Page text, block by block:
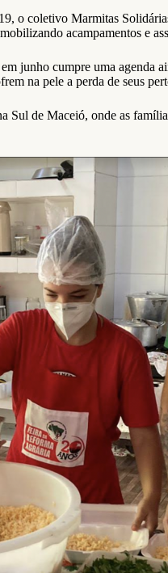
o coletivo Marmitas
acampamentos e
junho cumpre uma
na pele a perda de seus
de Maceió, onde as